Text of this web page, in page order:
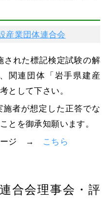
産業団体連合会
された標記検定試験の解
関連団体「岩手県建産
として下さい。
者が想定した正答でな
とを御承知願います。
ページ →
こちら
合会理事会・評